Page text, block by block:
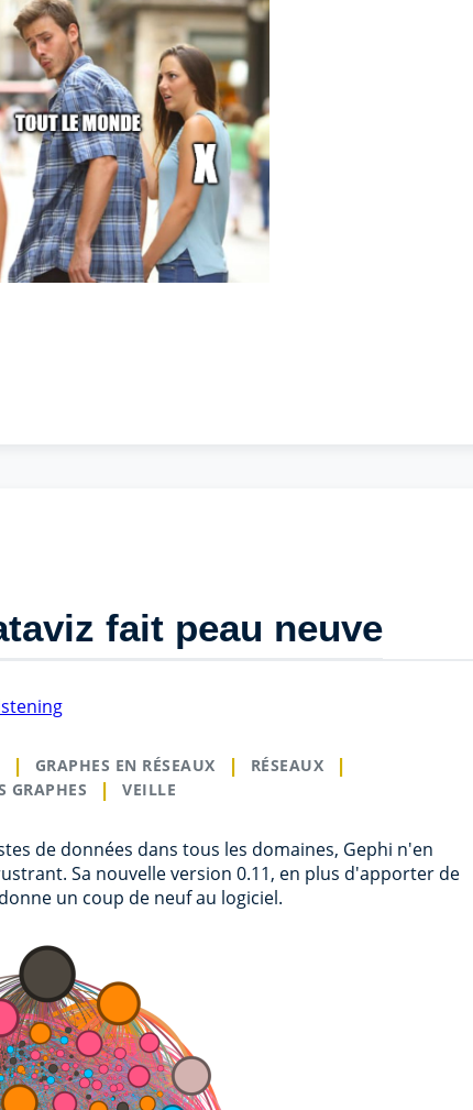
fait peau neuve
GRAPHES EN RÉSEAUX
RÉSEAUX
GRAPHES VEILLE
de données dans tous les domaines, Gephi n'en
Sa nouvelle version 0.11, en plus d'apporter de
un coup de neuf au logiciel.